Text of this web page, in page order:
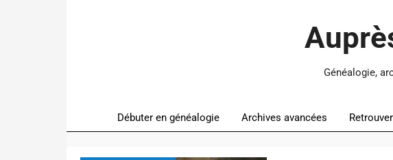
Généalogie,
Débuter en généalogie Archives avancées